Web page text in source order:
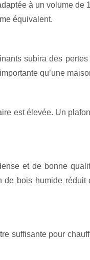
à un volume de
équivalent.
subira des
qu’une
est élevée. Un
et de bonne
bois humide
suffisante pour